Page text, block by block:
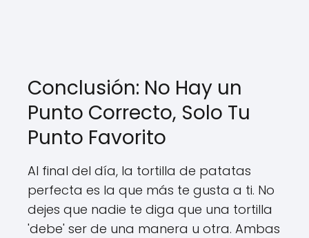
Conclusión: No Hay un
Punto Correcto, Solo Tu
Punto Favorito
Al final del día, la tortilla de patatas
perfecta es la que más te gusta a ti. No
dejes que nadie te diga que una tortilla
'debe' ser de una manera u otra. Ambas